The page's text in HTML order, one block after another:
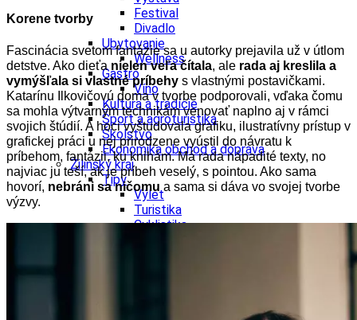
Festival
Divadlo
Ubytovanie
Wellness
Gastro
Víno
Kultúra a tradície
Šport a agroturistika
Školstvo
Ekonomika obchod a doprava
Žilinský kraj
Tipy
Výlet
Turistika
Cyklistika
Korene tvorby
Fascinácia svetom fantázie sa u autorky prejavila už v útlom
detstve. Ako dieťa nielen veľa čítala, ale rada aj kreslila a
vymýšľala si vlastné príbehy s vlastnými postavičkami.
Katarínu Ilkovičovú doma v tvorbe podporovali, vďaka čomu
sa mohla výtvarným technikám venovať naplno aj v rámci
svojich štúdií. A hoci vyštudovala grafiku, ilustratívny prístup v
grafickej práci u nej prirodzene vyústil do návratu k
príbehom, fantázii, ku knihám. Má rada nápadité texty, no
najviac ju teší, ak je príbeh veselý, s pointou. Ako sama
hovorí, nebráni sa ničomu a sama si dáva vo svojej tvorbe
výzvy.